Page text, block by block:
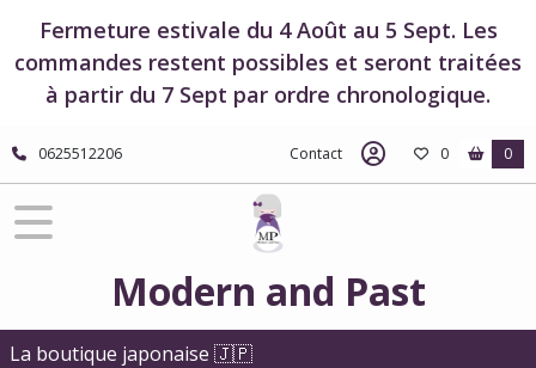
Fermeture estivale du 4 Août au 5 Sept. Les
commandes restent possibles et seront traitées
à partir du 7 Sept par ordre chronologique.
0625512206 Contact 0 0
Modern and Past
La boutique japonaise 🇯🇵